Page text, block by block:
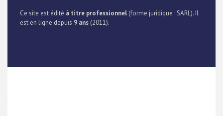
Ce site est édité à titre professionnel (forme juridique : SARL). Il
est en ligne depuis 9 ans (2011).